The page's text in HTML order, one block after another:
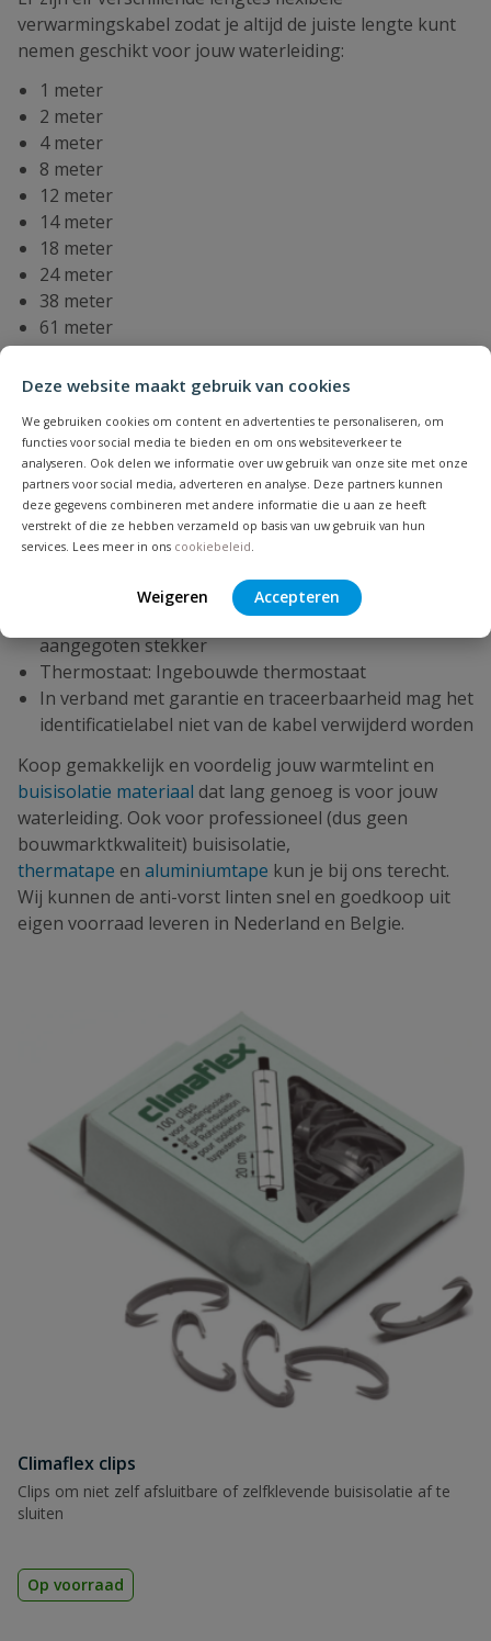
Deze website maakt gebruik van cookies
We gebruiken cookies om content en advertenties te personaliseren, om
functies voor social media te bieden en om ons websiteverkeer te
analyseren. Ook delen we informatie over uw gebruik van onze site met onze
partners voor social media, adverteren en analyse. Deze partners kunnen
deze gegevens combineren met andere informatie die u aan ze heeft
verstrekt of die ze hebben verzameld op basis van uw gebruik van hun
services. Lees meer in ons cookiebeleid
Weigeren Accepteren
verwarmingskabel zodat je altijd de juiste lengte kunt
nemen geschikt voor jouw waterleiding:
1 meter
2 meter
4 meter
8 meter
12 meter
14 meter
18 meter
24 meter
38 meter
61 meter
Thermalint specificaties
Constructie: Dubbeldraads systeem met slechts één
voedingskabel (koude-eind), dubbel geïsoleerd en
volledig geaard
met koperen aardomvlechting. De
verwarmingskabel mag niet ingekort, verlengd,
Kabelvermogen: 16 Watt per meter bij 230 V a.c.
Voedingskabel: 3 x 0,75 mm2, lengte 2 meter, met
aangegoten stekker
Thermostaat: Ingebouwde thermostaat
In verband met garantie en traceerbaarheid mag het
identificatielabel niet van de kabel verwijderd worden
Koop gemakkelijk en voordelig jouw warmtelint en
buisisolatie materiaal dat lang genoeg is voor jouw
waterleiding. Ook voor professioneel (dus geen
bouwmarktkwaliteit) buisisolatie,
thermatape en aluminiumtape kun je bij ons terecht.
Wij kunnen de anti-vorst linten snel en goedkoop uit
eigen voorraad leveren in Nederland en Belgie.
Climaflex clips
Clips om niet zelf afsluitbare of zelfklevende buisisolatie af te
sluiten
Op voorraad